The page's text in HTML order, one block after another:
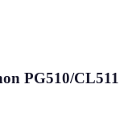
PG510/CL511